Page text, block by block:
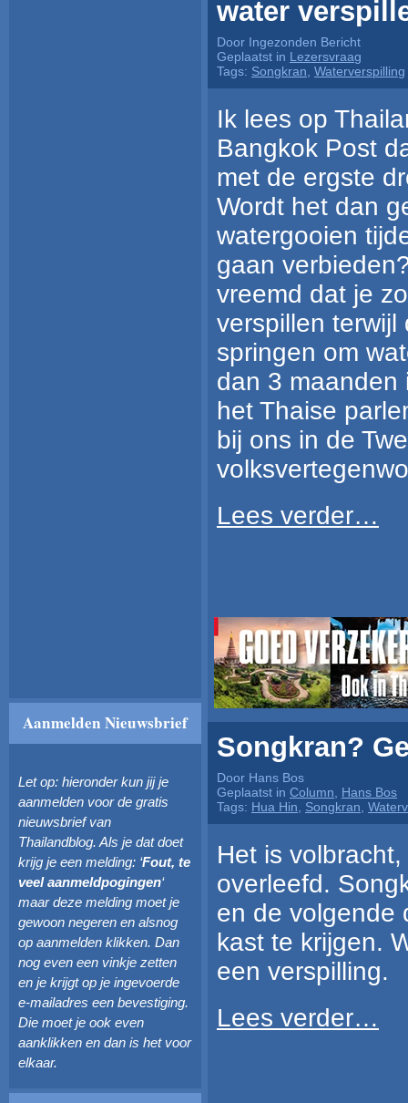
Aanmelden Nieuwsbrief
Let op: hieronder kun jij je
aanmelden voor de gratis
nieuwsbrief van
Thailandblog. Als je dat doet
krijg je een melding: ‘Fout, te
veel aanmeldpogingen‘
maar deze melding moet je
gewoon negeren en alsnog
op aanmelden klikken. Dan
nog even een vinkje zetten
en je krijgt op je ingevoerde
e-mailadres een bevestiging.
Die moet je ook even
aanklikken en dan is het voor
elkaar.
water
Door Ingezonden Bericht
Geplaatst in Lezersvraag
Tags: Songkran Waterverspilling
Ik lees op
Bangkok Post
met de ergste
Wordt het dan
watergooien
gaan
vreemd dat je
verspillen
springen om
dan 3 maanden
het Thaise
bij ons in de
Lees verder…
Songkran?
Door Hans Bos
Geplaatst in Column
Hans Bos
Tags: Hua Hin Songkran
Het is
overleefd.
en de volgende
kast te krijgen.
een verspilling.
Lees verder…